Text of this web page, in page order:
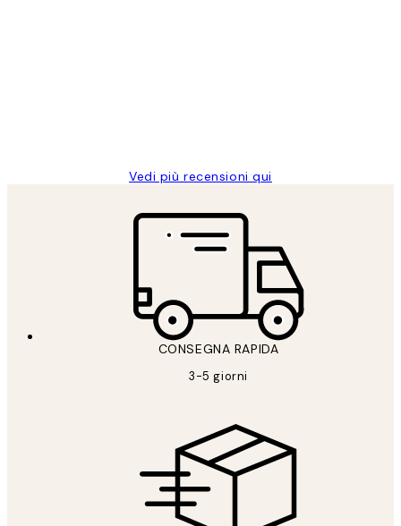
Vedi più recensioni qui
CONSEGNA RAPIDA
3-5 giorni